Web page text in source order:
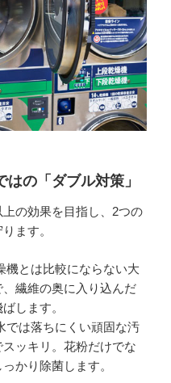
の「ダブル対策」
の効果を目指し、2つの
ます。
機とは比較にならない大
繊維の奥に入り込んだ
します。
では落ちにくい頑固な汚
ッキリ。花粉だけでな
かり除菌します。